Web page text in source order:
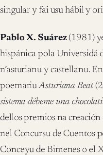
singular y fai usu hábil y
Pablo X. Suárez(1981)
hispánica pola Universidá
n’asturianu y castellanu.
poemariuAsturiana Beat
sistema débeme una
dellos premios na creación
nel Concursu de Cuentos
Conceyu de Bimenes o el